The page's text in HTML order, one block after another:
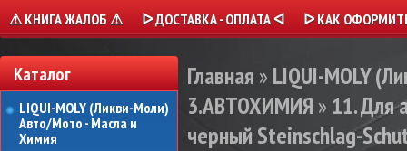
⚠ КНИГА ЖАЛОБ ⚠
ᐅ ДОСТАВКА - ОПЛАТА ᐊ ᐅ КАК
Каталог
LIQUI-MOLY (Ликви-Моли)
Авто/Мото - Масла и
Химия
Главная » LIQUI-MOLY
3.АВТОХИМИЯ » 11. Для
черный Steinschlag-